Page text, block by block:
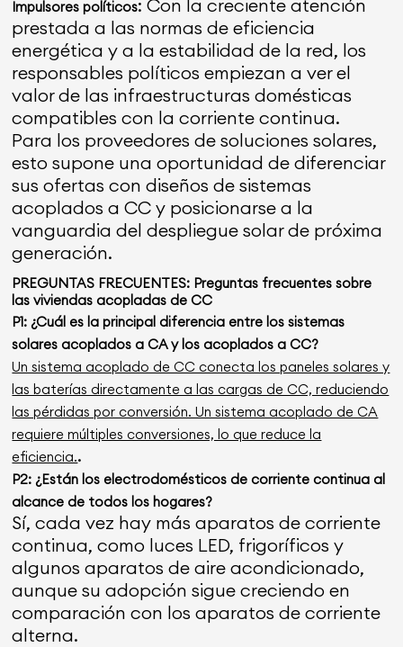
Impulsores políticos: Con la creciente atención
prestada a las normas de eficiencia
energética y a la estabilidad de la red, los
responsables políticos empiezan a ver el
valor de las infraestructuras domésticas
compatibles con la corriente continua.
Para los proveedores de soluciones solares,
esto supone una oportunidad de diferenciar
sus ofertas con diseños de sistemas
acoplados a CC y posicionarse a la
vanguardia del despliegue solar de próxima
generación.
PREGUNTAS FRECUENTES: Preguntas frecuentes sobre
las viviendas acopladas de CC
P1: ¿Cuál es la principal diferencia entre los sistemas
solares acoplados a CA y los acoplados a CC?
Un sistema acoplado de CC conecta los paneles solares y
las baterías directamente a las cargas de CC, reduciendo
las pérdidas por conversión. Un sistema acoplado de CA
requiere múltiples conversiones, lo que reduce la
eficiencia..
P2: ¿Están los electrodomésticos de corriente continua al
alcance de todos los hogares?
Sí, cada vez hay más aparatos de corriente
continua, como luces LED, frigoríficos y
algunos aparatos de aire acondicionado,
aunque su adopción sigue creciendo en
comparación con los aparatos de corriente
alterna.